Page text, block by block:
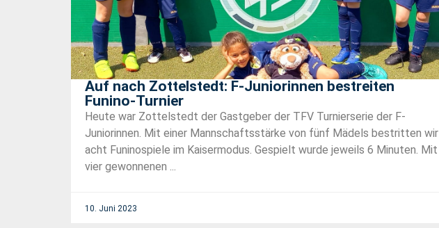
Auf nach Zottelstedt: F-Juniorinnen bestreiten
Funino-Turnier
Heute war Zottelstedt der Gastgeber der TFV Turnierserie der F-
Juniorinnen. Mit einer Mannschaftsstärke von fünf Mädels bestritten wir
acht Funinospiele im Kaisermodus. Gespielt wurde jeweils 6 Minuten. Mit
vier gewonnenen ...
10. Juni 2023